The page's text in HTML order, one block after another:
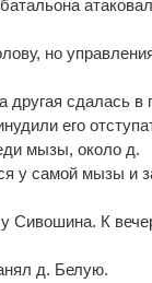
но
другая сдалась в
его
мызы, около д.
у самой мызы и
Сивошина. К
д. Белую.